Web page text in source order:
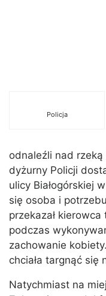
Policja
odnaleźli nad rzeką
dyżurny Policji
ulicy Białogórskiej
się osoba i
przekazał
podczas
zachowanie
chciała targnąć się
Natychmiast na